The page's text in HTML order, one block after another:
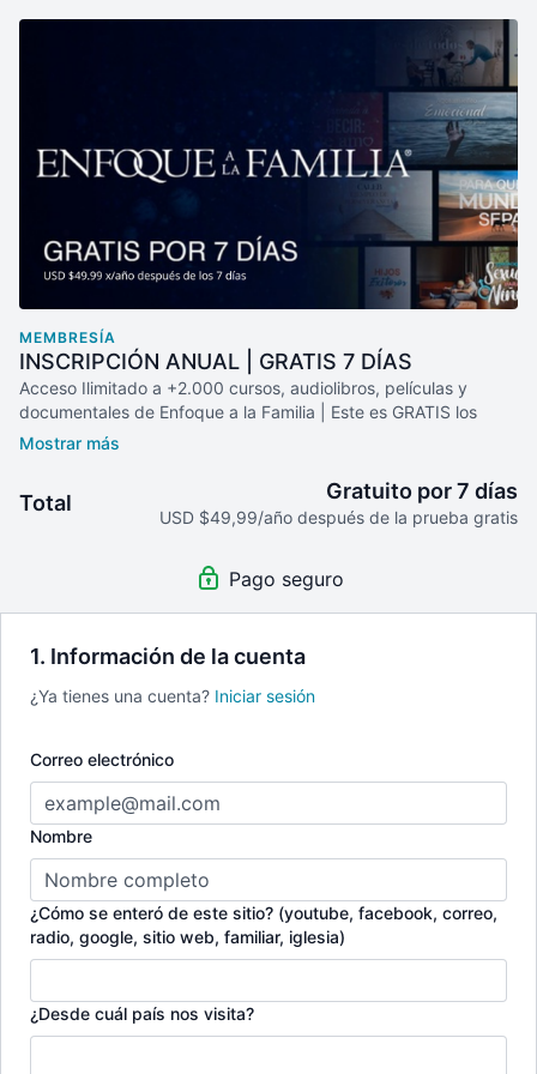
1. Información de la cuenta
¿Ya tienes una cuenta? Iniciar sesión
Correo electrónico
Nombre
¿Cómo se enteró de este sitio? (youtube, facebook, correo,
radio, google, sitio web, familiar, iglesia)
¿Desde cuál país nos visita?
MEMBRESÍA
INSCRIPCIÓN ANUAL | GRATIS 7 DÍAS
Acceso Ilimitado a +2.000 cursos, audiolibros, películas y
documentales de Enfoque a la Familia | Este es GRATIS los
primeros 7 días y luego se mantendrá por USD$49.99 al año
Puede detener su inscripción anual cuando quiera.
Total Gratuito por 7 días
USD $49,99/año después de la prueba gratis
Pago seguro